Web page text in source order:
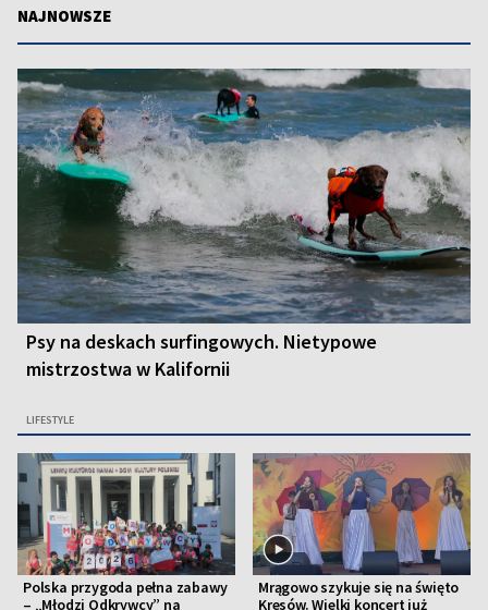
NAJNOWSZE
Psy na deskach surfingowych. Nietypowe
mistrzostwa w Kalifornii
LIFESTYLE
Polska przygoda pełna zabawy
– „Młodzi Odkrywcy” na
Mrągowo szykuje się na święto
Kresów. Wielki koncert już